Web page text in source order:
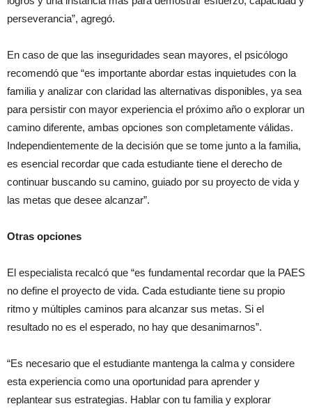
perseverancia”, agregó.
En caso de que las inseguridades sean mayores, el psicólogo
recomendó que “es importante abordar estas inquietudes con la
familia y analizar con claridad las alternativas disponibles, ya sea
para persistir con mayor experiencia el próximo año o explorar un
camino diferente, ambas opciones son completamente válidas.
Independientemente de la decisión que se tome junto a la familia,
es esencial recordar que cada estudiante tiene el derecho de
continuar buscando su camino, guiado por su proyecto de vida y
las metas que desee alcanzar”.
Otras opciones
El especialista recalcó que “es fundamental recordar que la PAES
no define el proyecto de vida. Cada estudiante tiene su propio
ritmo y múltiples caminos para alcanzar sus metas. Si el
resultado no es el esperado, no hay que desanimarnos”.
“Es necesario que el estudiante mantenga la calma y considere
esta experiencia como una oportunidad para aprender y
replantear sus estrategias. Hablar con tu familia y explorar